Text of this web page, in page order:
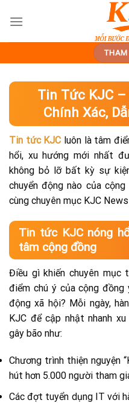
THAM
Tin Tức KJC –
Chính Xác,
Tin tức KJC luôn là tâm
hổi, xu hướng mới nhất
không bỏ lỡ bất kỳ sự
chuyển động nào của
cùng chuyên mục KJC News
Tin tức KJC nóng
tâm cộng đồng
Điều gì khiến chuyên
điểm chú ý của cộng
động xã hội? Mỗi ngày,
KJC để cập nhật nhanh
gây bão như:
Chương trình thiện nguyện
hút hơn 5.000 người tham
Các đợt tuyển dụng IT với